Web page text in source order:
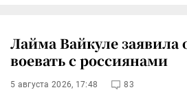
Лайма Вайкуле заявила
воевать с россиянами
5 августа 2026, 17:48 83